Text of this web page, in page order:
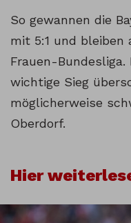
So gewannen die
mit 5:1 und bleiben
Frauen-
wichtige Sieg
möglicherweise
Oberdorf.
Hier